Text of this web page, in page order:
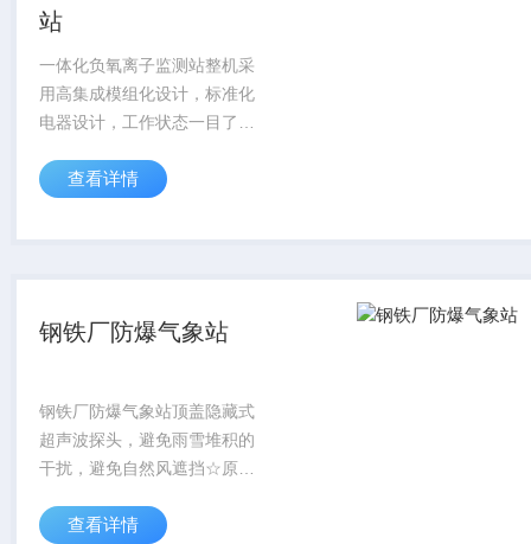
站
一体化负氧离子监测站整机采
用高集成模组化设计，标准化
电器设计，工作状态一目了
构采用2-3mm碳钢，配合复合
查看详情
钢铁厂防爆气象站
钢铁厂防爆气象站顶盖隐藏式
超声波探头，避免雨雪堆积的
干扰，避免自然风遮挡☆原理
通过测量相对相位来检测风速
查看详情